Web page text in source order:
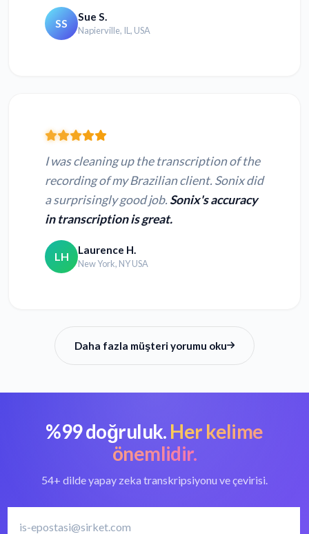
MP4 dosyasını metne
dönüştürün
WEBM dosyasını
WMV dosyasını metne
dönüştürün
MPG dosyasını metne
dönüştürün
QT dosyasını metne
dönüştürün
SS Sue S.
Napierville, IL, USA
I was cleaning up the transcription of the
recording of my Brazilian client. Sonix did
a surprisingly good job. Sonix's accuracy
in transcription is great.
LH Laurence H.
New York, NY USA
Daha fazla müşteri yorumu oku
%99 doğruluk. Her kelime
önemlidir.
54+ dilde yapay zeka transkripsiyonu ve çevirisi.